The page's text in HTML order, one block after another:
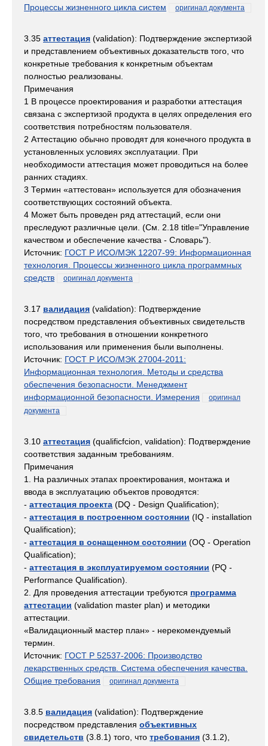
Процессы жизненного цикла систем
оригинал документа
3.35 аттестация (validation): Подтверждение экспертизой
и представлением объективных доказательств того, что
конкретные требования к конкретным объектам
полностью реализованы.
Примечания
1 В процессе проектирования и разработки аттестация
связана с экспертизой продукта в целях определения его
соответствия потребностям пользователя.
2 Аттестацию обычно проводят для конечного продукта в
установленных условиях эксплуатации. При
необходимости аттестация может проводиться на более
ранних стадиях.
3 Термин «аттестован» используется для обозначения
соответствующих состояний объекта.
4 Может быть проведен ряд аттестаций, если они
преследуют различные цели. (См. 2.18 title="Управление
качеством и обеспечение качества - Словарь").
Источник: ГОСТ Р ИСО/МЭК 12207-99: Информационная
технология. Процессы жизненного цикла программных
средств
оригинал документа
3.17 валидация (validation): Подтверждение
посредством представления объективных свидетельств
того, что требования в отношении конкретного
использования или применения были выполнены.
Источник: ГОСТ Р ИСО/МЭК 27004-2011:
Информационная технология. Методы и средства
обеспечения безопасности. Менеджмент
информационной безопасности. Измерения
оригинал
документа
3.10 аттестация (qualificfcion, validation): Подтверждение
соответствия заданным требованиям.
Примечания
1. На различных этапах проектирования, монтажа и
ввода в эксплуатацию объектов проводятся:
- аттестация проекта (DQ - Design Qualification);
- аттестация в построенном состоянии (IQ - installation
Qualification);
- аттестация в оснащенном состоянии (OQ - Operation
Qualification);
- аттестация в эксплуатируемом состоянии (PQ -
Performance Qualification).
2. Для проведения аттестации требуются программа
аттестации (validation master plan) и методики
аттестации.
«Валидационный мастер план» - нерекомендуемый
термин.
Источник: ГОСТ Р 52537-2006: Производство
лекарственных средств. Система обеспечения качества.
Общие требования
оригинал документа
3.8.5 валидация (validation): Подтверждение
посредством представления объективных
свидетельств (3.8.1) того, что требования (3.1.2),